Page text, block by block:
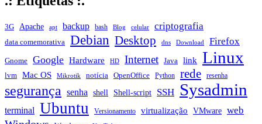
3G Apache apt backup bash Blog celular criptografia
data comemorativa Debian Desktop dns Download Firefox
Gnome Google Hardware HD Internet Java link Linux
lvm Mac OS Mikrotik notícia OpenOffice Python rede resenha
segurança senha shell Shell-script SSH Sysadmin
terminal Ubuntu Versionamento virtualização VMware web